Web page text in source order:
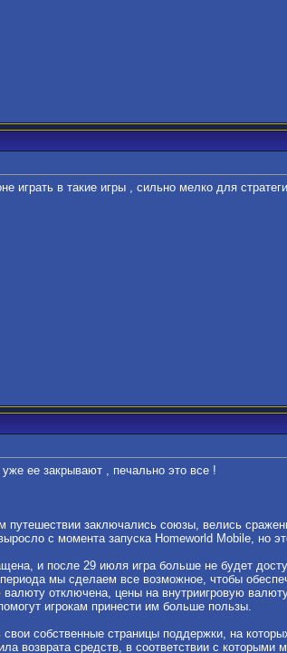
играть в такие игры , сильно мелко для
ее закрывают , печально это все !
путешествии заключались союзы, велись
с момента запуска Homeworld Mobile, но
и после 29 июля игра больше не будет
периода мы сделаем все возможное, чтобы
отключена, цены на внутриигровую
игрокам принести им больше пользы.
собственные страницы поддержки, на
возврата средств, в соответствии с которыми